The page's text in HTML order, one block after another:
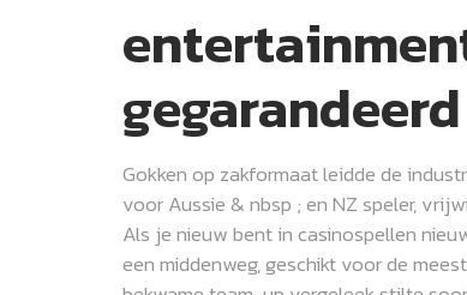
Gokken op zakformaat leidde de
voor Aussie & nbsp ; en NZ speler,
Als je nieuw bent in casinospellen
een middenweg, geschikt voor de